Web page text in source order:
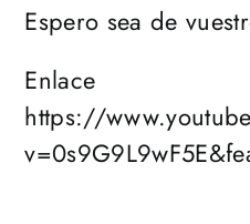
Espero sea de
https://